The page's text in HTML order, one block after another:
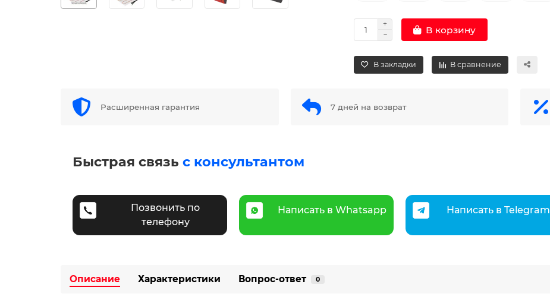
В корзину
В закладки В сравнение
Расширенная гарантия 7 дней на возврат
Быстрая связь с консультантом
Позвонить по
телефону
Написать в Whatsapp Написать в Telegram
Описание Характеристики Вопрос-ответ 0